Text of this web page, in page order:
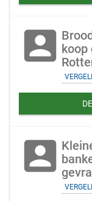
account_box koop
account_box